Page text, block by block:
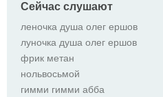
Сейчас слушают
леночка душа олег ершов
луночка душа олег ершов
фрик метан
нольвосьмой
гимми гимми абба